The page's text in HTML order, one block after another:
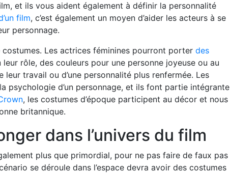
et ils vous aident également à définir la personnalité
film, c’est également un moyen d’aider les acteurs à se
personnage.
Les actrices féminines pourront porter des
rôle, des couleurs pour une personne joyeuse ou au
travail ou d’une personnalité plus renfermée. Les
psychologie d’un personnage, et ils font partie intégrante
, les costumes d’époque participent au décor et nous
britannique.
dans l’univers du film
plus que primordial, pour ne pas faire de faux pas
se déroule dans l’espace devra avoir des costumes